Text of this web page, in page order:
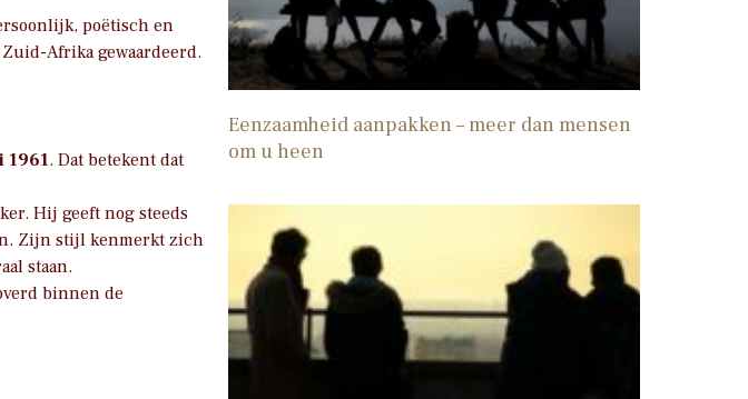
poëtisch en
Afrika gewaardeerd.
1961. Dat betekent dat
Hij geeft nog steeds
Zijn stijl kenmerkt zich
staan.
binnen de
Eenzaamheid aanpakken – meer dan mensen
om u heen